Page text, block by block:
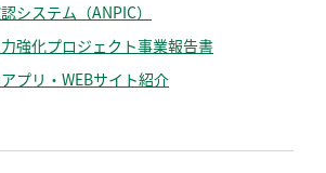
システム（ANPIC）
強化プロジェクト事業報告書
プリ・WEBサイト紹介